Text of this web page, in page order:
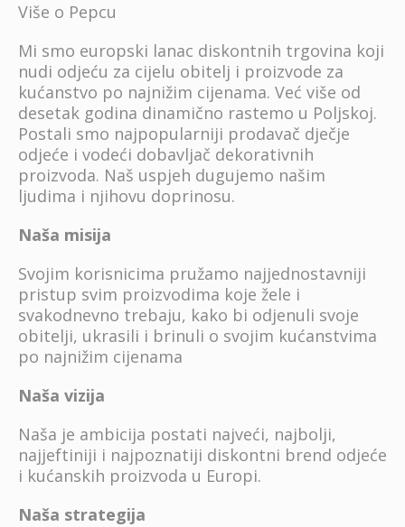
Više o Pepcu
Mi smo europski lanac diskontnih trgovina koji
nudi odjeću za cijelu obitelj i proizvode za
kućanstvo po najnižim cijenama. Već više od
desetak godina dinamično rastemo u Poljskoj.
Postali smo najpopularniji prodavač dječje
odjeće i vodeći dobavljač dekorativnih
proizvoda. Naš uspjeh dugujemo našim
ljudima i njihovu doprinosu.
Naša misija
Svojim korisnicima pružamo najjednostavniji
pristup svim proizvodima koje žele i
svakodnevno trebaju, kako bi odjenuli svoje
obitelji, ukrasili i brinuli o svojim kućanstvima
po najnižim cijenama
Naša vizija
Naša je ambicija postati najveći, najbolji,
najjeftiniji i najpoznatiji diskontni brend odjeće
i kućanskih proizvoda u Europi.
Naša strategija